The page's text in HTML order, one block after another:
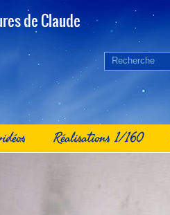
de Claude
Réalisations 1/160